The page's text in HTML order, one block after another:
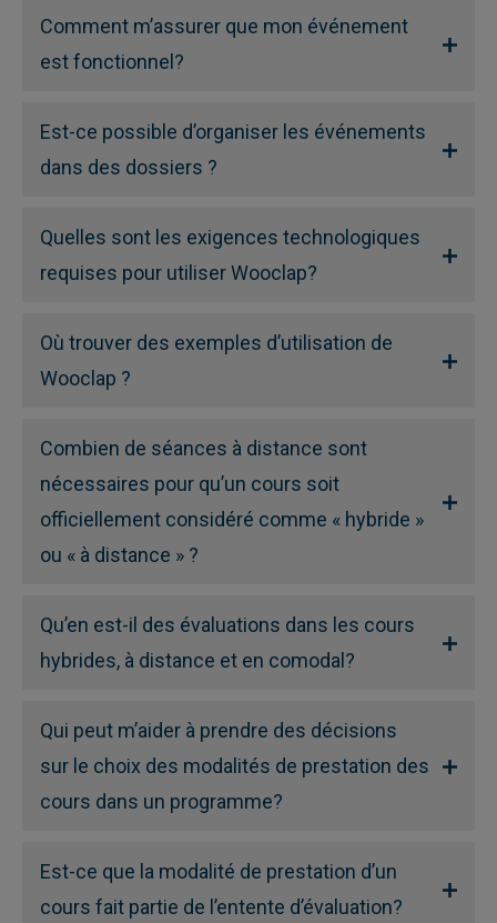
Comment m’assurer que mon événement
est fonctionnel?
Est-ce possible d’organiser les événements
dans des dossiers ?
Quelles sont les exigences technologiques
requises pour utiliser Wooclap?
Où trouver des exemples d’utilisation de
Wooclap ?
Combien de séances à distance sont
nécessaires pour qu’un cours soit
officiellement considéré comme « hybride »
ou « à distance » ?
Qu’en est-il des évaluations dans les cours
hybrides, à distance et en comodal?
Qui peut m’aider à prendre des décisions
sur le choix des modalités de prestation des
cours dans un programme?
Est-ce que la modalité de prestation d’un
cours fait partie de l’entente d’évaluation?